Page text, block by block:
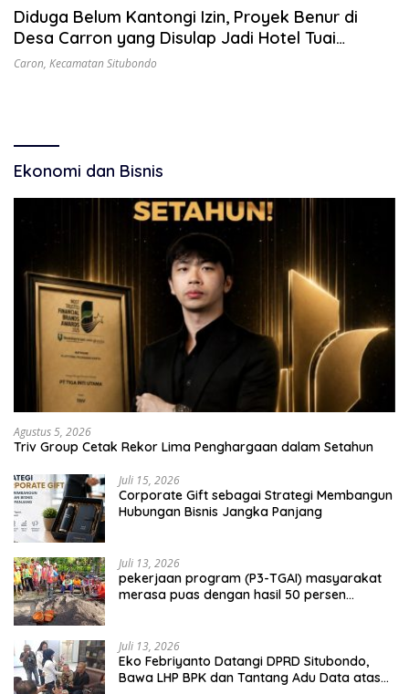
Diduga Belum Kantongi Izin, Proyek Benur di
Desa Carron yang Disulap Jadi Hotel Tuai
Sorotan Warga
Caron, Kecamatan Situbondo
Ekonomi dan Bisnis
Agustus 5, 2026
Triv Group Cetak Rekor Lima Penghargaan dalam Setahun
Juli 15, 2026
Corporate Gift sebagai Strategi Membangun
Hubungan Bisnis Jangka Panjang
Juli 13, 2026
pekerjaan program (P3-TGAI) masyarakat
merasa puas dengan hasil 50 persen
Juli 13, 2026
Eko Febriyanto Datangi DPRD Situbondo,
Bawa LHP BPK dan Tantang Adu Data atas